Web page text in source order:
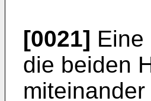
[0021]
die beiden